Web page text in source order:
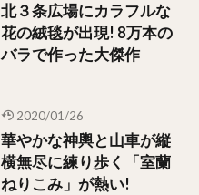
北３条広場にカラフルな
花の絨毯が出現! 8万本の
バラで作った大傑作
2020/01/26
華やかな神輿と山車が縦
横無尽に練り歩く「室蘭
ねりこみ」が熱い!